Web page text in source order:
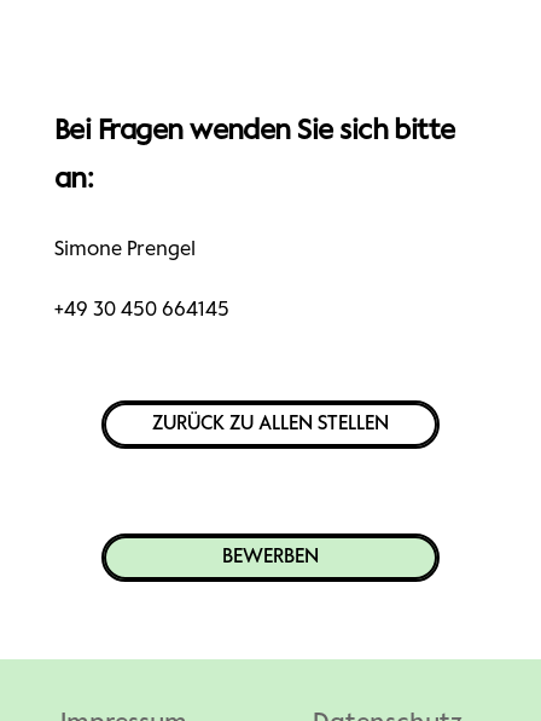
Bei Fragen wenden Sie sich bitte
an:
Simone Prengel
+49 30 450 664145
ZURÜCK ZU ALLEN STELLEN
BEWERBEN